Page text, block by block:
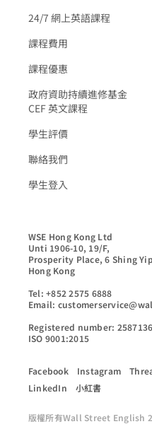
24/7 網上英語課程
課程費用
課程優惠
政府資助持續進修基金
CEF 英文課程
學生評價
聯絡我們
學生登入
WSE Hong Kong Ltd
Unti 1906-10, 19/F,
Prosperity Place, 6 Shing
Hong Kong
Tel: +852 2575 6888
Email:
Registered number: 2587136
ISO 9001:2015
Facebook Instagram
LinkedIn
小紅書
版權所有Wall Street English